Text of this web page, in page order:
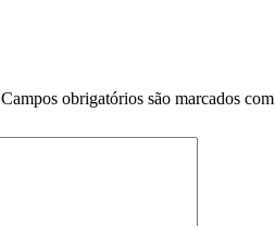
Campos obrigatórios são marcados com